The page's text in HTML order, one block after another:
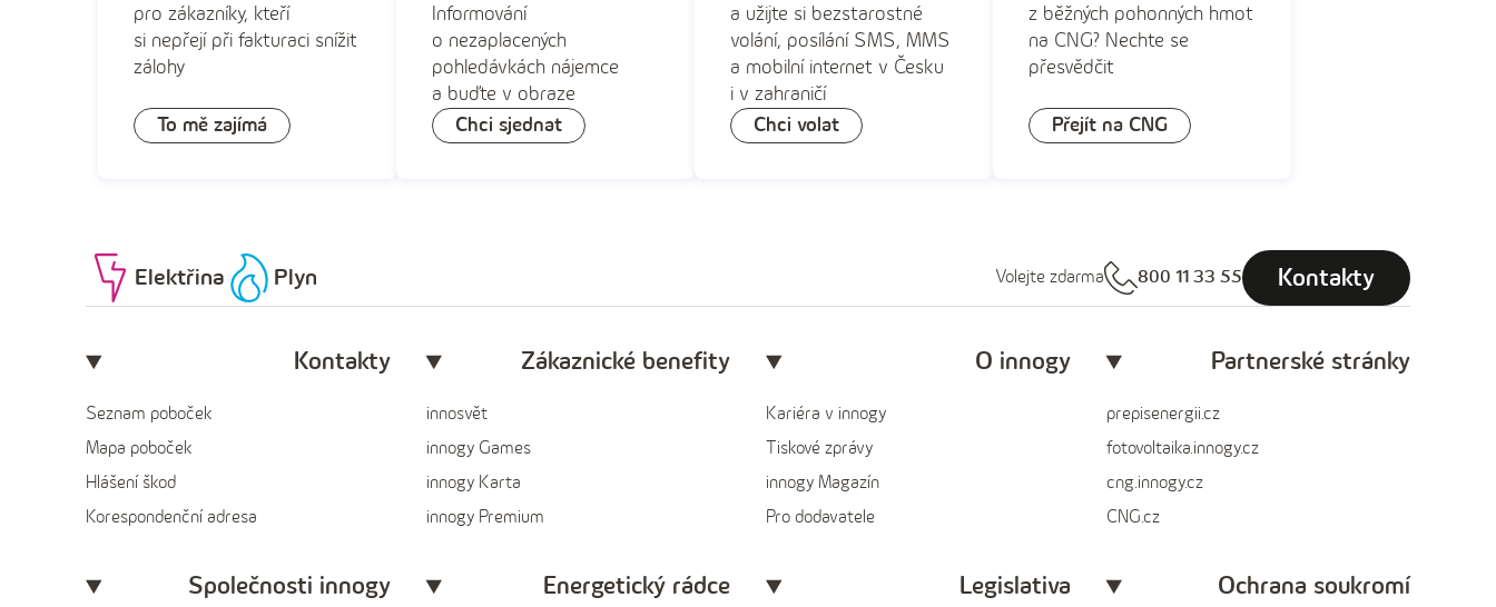
pro zákazníky, kteří
si nepřejí při fakturaci snížit
zálohy
To mě zajímá
Informování
o nezaplacených
pohledávkách nájemce
a buďte v obraze
Chci sjednat
a užijte si bezstarostné
volání, posílání SMS, MMS
a mobilní internet v Česku
i v zahraničí
Chci volat
z běžných pohonných hmot
na CNG? Nechte se
přesvědčit
Přejít na CNG
Elektřina Plyn Volejte zdarma 800 11 33 55 Kontakty
Kontakty
Seznam poboček
Mapa poboček
Hlášení škod
Korespondenční adresa
Zákaznické benefity
innosvět
innogy Games
innogy Karta
innogy Premium
O innogy
Kariéra v innogy
Tiskové zprávy
innogy Magazín
Pro dodavatele
Partnerské stránky
prepisenergii.cz
fotovoltaika.innogy.cz
cng.innogy.cz
CNG.cz
Společnosti innogy Energetický rádce Legislativa Ochrana soukromí